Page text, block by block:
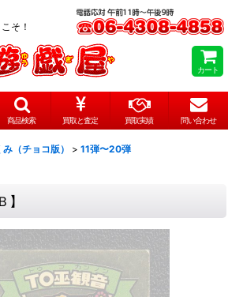
そ！
カート
商品検索 買取と査定 買取実績 問い合わせ
（チョコ版） > 11弾〜20弾